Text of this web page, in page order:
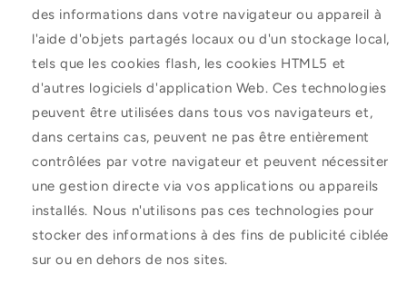
des informations dans votre navigateur ou appareil à
l'aide d'objets partagés locaux ou d'un stockage local,
tels que les cookies flash, les cookies HTML5 et
d'autres logiciels d'application Web. Ces technologies
peuvent être utilisées dans tous vos navigateurs et,
dans certains cas, peuvent ne pas être entièrement
contrôlées par votre navigateur et peuvent nécessiter
une gestion directe via vos applications ou appareils
installés. Nous n'utilisons pas ces technologies pour
stocker des informations à des fins de publicité ciblée
sur ou en dehors de nos sites.